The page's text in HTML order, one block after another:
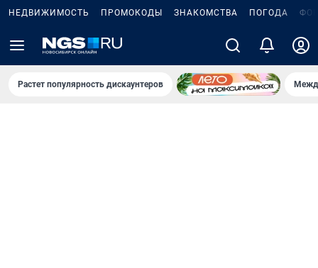
НЕДВИЖИМОСТЬ ПРОМОКОДЫ ЗНАКОМСТВА ПОГОДА
Растет популярность дискаунтеров